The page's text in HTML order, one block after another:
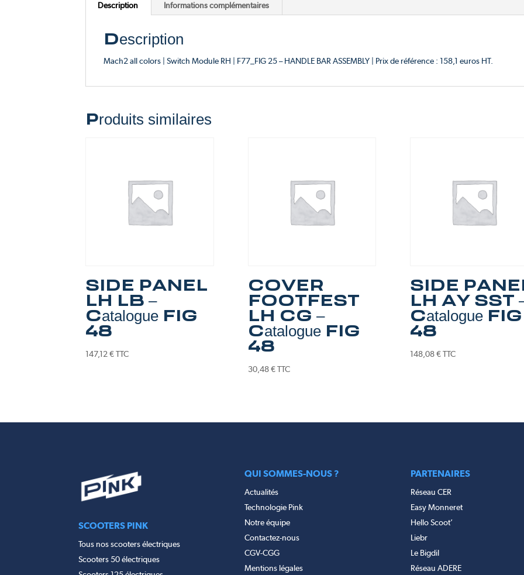
Description Informations complémentaires
Description
Mach2 all colors | Switch Module RH | F77_FIG 25 – HANDLE BAR ASSEMBLY | Prix de référence : 158,1 euros HT.
Produits similaires
SIDE PANEL
LH LB –
Catalogue FIG
48
147,12€ TTC
COVER
FOOTFEST
LH CG –
Catalogue FIG
48
30,48€ TTC
SIDE
LH AY SST
Catalogue FIG
48
148,08€TTC
SCOOTERS PINK
Tous nos scooters électriques
Scooters 50 électriques
QUI SOMMES-NOUS ?
Actualités
Technologie Pink
Notre équipe
Contactez-nous
CGV-CGG
Mentions légales
PARTENAIRES
Réseau CER
Easy Monneret
Hello Scoot’
Liebr
Le Bigdil
Réseau ADERE